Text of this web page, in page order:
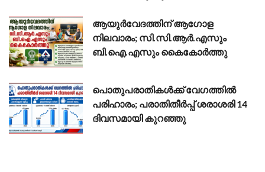
ആയുർവേദത്തിന് ആഗോള
നിലവാരം; സി.സി.ആർ.എസും
ബി.ഐ.എസും കൈകോർത്തു
പൊതുപരാതികൾക്ക് വേഗത്തിൽ
പരിഹാരം; പരാതിതീർപ്പ് ശരാശരി 14
ദിവസമായി കുറഞ്ഞു